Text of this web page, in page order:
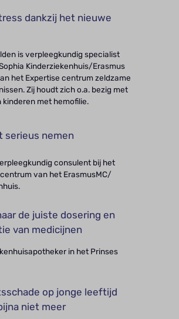
dankzij het nieuwe
is verpleegkundig specialist
Kinderziekenhuis/Erasmus
het Expertise centrum zeldzame
Zij houdt zich o.a. bezig met
met hemofilie.
serieus nemen
consulent bij het
van het ErasmusMC/
de juiste dosering en
van medicijnen
in het Prinses
op jonge leeftijd
niet meer